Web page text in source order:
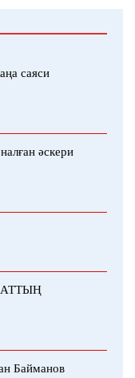
саяси
әскери
Байманов